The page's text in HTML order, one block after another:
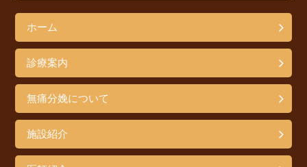
ホーム
診療案内
無痛分娩について
施設紹介